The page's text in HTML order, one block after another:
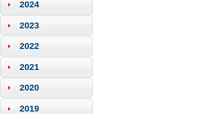
2024
2023
2022
2021
2020
2019